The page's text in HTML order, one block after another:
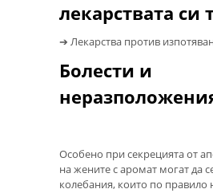
лекарствата си
➔ Лекарства против
Болести и
Особено при секрецията от
на жените с аромат могат да
колебания, които по правило